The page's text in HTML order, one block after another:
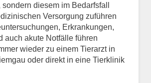
diesem im Bedarfsfall
Versorgung zuführen
Erkrankungen,
auch akute Notfälle führen
wieder zu einem Tierarzt in
oder direkt in eine Tierklinik